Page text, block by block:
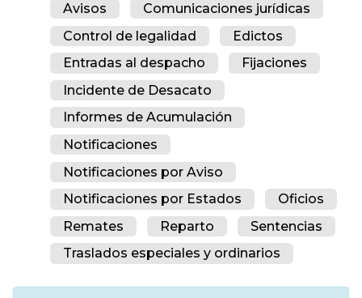
Avisos
Comunicaciones jurídicas
Control de legalidad
Edictos
Entradas al despacho
Fijaciones
Incidente de Desacato
Informes de Acumulación
Notificaciones
Notificaciones por Aviso
Notificaciones por Estados
Oficios
Remates
Reparto
Sentencias
Traslados especiales y ordinarios